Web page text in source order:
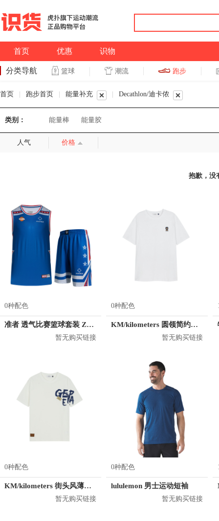
首页 优惠 识物
分类导航 篮球 潮流 跑步
首页 跑步首页 能量补充 Decathlon/迪卡侬
类别： 能量棒 能量胶
人气 价格
抱歉，没
0种配色
准者 透气比赛篮球套装 Z118210177
暂无购买链接
0种配色
KM/kilometers 圆领简约短袖T恤 M2X2108073
暂无购买链接
0种配色
KM/kilometers 街头风薄款印花短袖T恤 男女同款 M2X2108248
暂无购买链接
0种配色
lululemon 男士运动短袖
暂无购买链接